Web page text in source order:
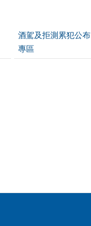
酒駕及拒測累犯公布
專區